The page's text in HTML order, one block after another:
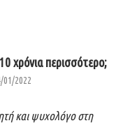
χρόνια περισσότερο;
01/2022
και ψυχολόγο στη